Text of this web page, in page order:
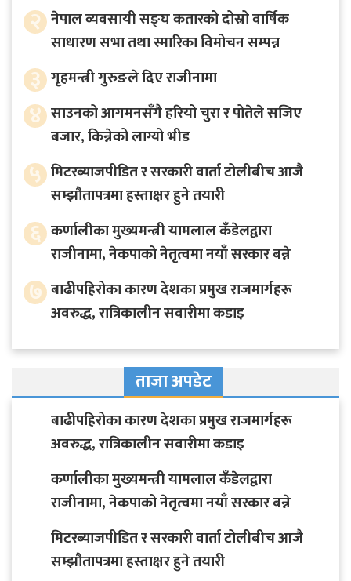
२ नेपाल व्यवसायी सङ्घ कतारको दोस्रो वार्षिक
साधारण सभा तथा स्मारिका विमोचन सम्पन्न
३ गृहमन्त्री गुरुङले दिए राजीनामा
४ साउनको आगमनसँगै हरियो चुरा र पोतेले सजिए
बजार, किन्नेको लाग्यो भीड
५ मिटरब्याजपीडित र सरकारी वार्ता टोलीबीच आजै
सम्झौतापत्रमा हस्ताक्षर हुने तयारी
६ कर्णालीका मुख्यमन्त्री यामलाल कँडेलद्वारा
राजीनामा, नेकपाको नेतृत्वमा नयाँ सरकार बन्ने
७ बाढीपहिरोका कारण देशका प्रमुख राजमार्गहरू
अवरुद्ध, रात्रिकालीन सवारीमा कडाइ
ताजा अपडेट
बाढीपहिरोका कारण देशका प्रमुख राजमार्गहरू
अवरुद्ध, रात्रिकालीन सवारीमा कडाइ
कर्णालीका मुख्यमन्त्री यामलाल कँडेलद्वारा
राजीनामा, नेकपाको नेतृत्वमा नयाँ सरकार बन्ने
मिटरब्याजपीडित र सरकारी वार्ता टोलीबीच आजै
सम्झौतापत्रमा हस्ताक्षर हुने तयारी